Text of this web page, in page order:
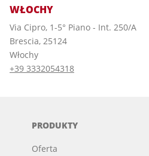
WŁOCHY
Via Cipro, 1-5° Piano - Int. 250/A
Brescia, 25124
Włochy
+39 3332054318
PRODUKTY
Oferta